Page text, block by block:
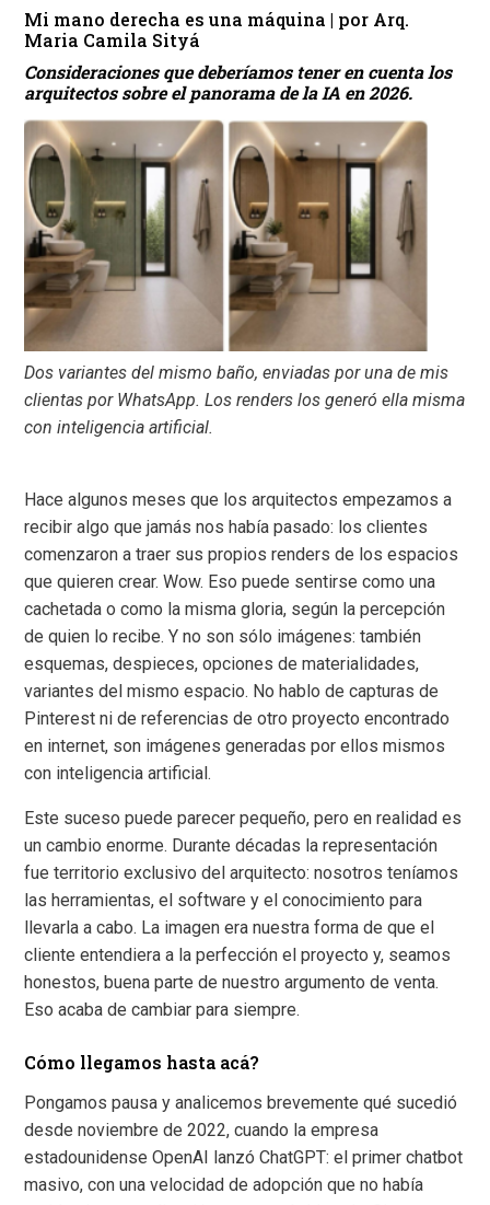
Mi mano derecha es una máquina | por Arq.
Maria Camila Sityá
Consideraciones que deberíamos tener en cuenta los
arquitectos sobre el panorama de la IA en 2026.
Dos variantes del mismo baño, enviadas por una de mis
clientas por WhatsApp. Los renders los generó ella misma
con inteligencia artificial.
Hace algunos meses que los arquitectos empezamos a
recibir algo que jamás nos había pasado: los clientes
comenzaron a traer sus propios renders de los espacios
que quieren crear. Wow. Eso puede sentirse como una
cachetada o como la misma gloria, según la percepción
de quien lo recibe. Y no son sólo imágenes: también
esquemas, despieces, opciones de materialidades,
variantes del mismo espacio. No hablo de capturas de
Pinterest ni de referencias de otro proyecto encontrado
en internet, son imágenes generadas por ellos mismos
con inteligencia artificial.
Este suceso puede parecer pequeño, pero en realidad es
un cambio enorme. Durante décadas la representación
fue territorio exclusivo del arquitecto: nosotros teníamos
las herramientas, el software y el conocimiento para
llevarla a cabo. La imagen era nuestra forma de que el
cliente entendiera a la perfección el proyecto y, seamos
honestos, buena parte de nuestro argumento de venta.
Eso acaba de cambiar para siempre.
Cómo llegamos hasta acá?
Pongamos pausa y analicemos brevemente qué sucedió
desde noviembre de 2022, cuando la empresa
estadounidense OpenAI lanzó ChatGPT: el primer chatbot
masivo, con una velocidad de adopción que no había